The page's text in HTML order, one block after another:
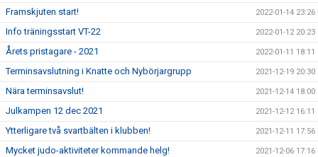
Framskjuten start! 2022-01-14 23:26
Info träningsstart VT-22 2022-01-12 20:23
Årets pristagare - 2021 2022-01-11 18:11
Terminsavslutning i Knatte och Nybörjargrupp 2021-12-19 20:30
Nära terminsavslut! 2021-12-14 18:00
Julkampen 12 dec 2021 2021-12-12 16:11
Ytterligare två svartbälten i klubben! 2021-12-11 17:56
Mycket judo-aktiviteter kommande helg! 2021-12-06 17:16